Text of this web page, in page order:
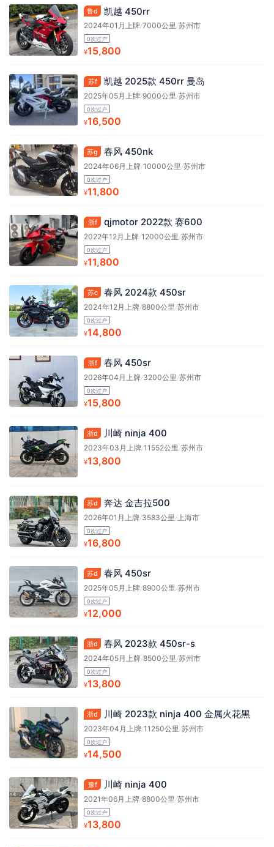
鲁d 凯越 450rr
2024年01月上牌/7000公里/苏州市
0次过户
¥15,800
苏f 凯越 2025款 450rr 曼岛
2025年05月上牌/9000公里/苏州市
0次过户
¥16,500
苏g 春风 450nk
2024年06月上牌/10000公里/苏州市
0次过户
¥11,800
浙f qjmotor 2022款 赛600
2022年12月上牌/12000公里/苏州市
0次过户
¥11,800
苏c 春风 2024款 450sr
2024年12月上牌/8800公里/苏州市
0次过户
¥14,800
浙f 春风 450sr
2026年04月上牌/3200公里/苏州市
0次过户
¥15,800
浙d 川崎 ninja 400
2023年03月上牌/11552公里 /苏州市
¥13,800
苏d 奔达 金吉拉500
2026年01月上牌/3583公里 /上海市
0次过户
¥16,800
苏d 春风 450sr
2025年05月上牌/8900公里 /苏州市
0次过户
¥12,000
浙d 春风 2023款 450sr-s
2024年05月上牌/8500公里 /苏州市
0次过户
¥13,800
浙d 川崎 2023款 ninja 400 金属火花黑
2023年04月上牌/11250公里 /苏州市
0次过户
¥14,500
豫f 川崎 ninja 400
2021年06月上牌/8800公里 /苏州市
0次过户
¥13,800